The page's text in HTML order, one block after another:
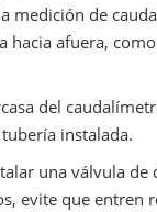
medición de
afuera,
del
instalada.
una válvula
evite que entren